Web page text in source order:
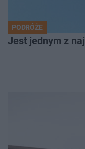
PODRÓŻE
Jest jednym z